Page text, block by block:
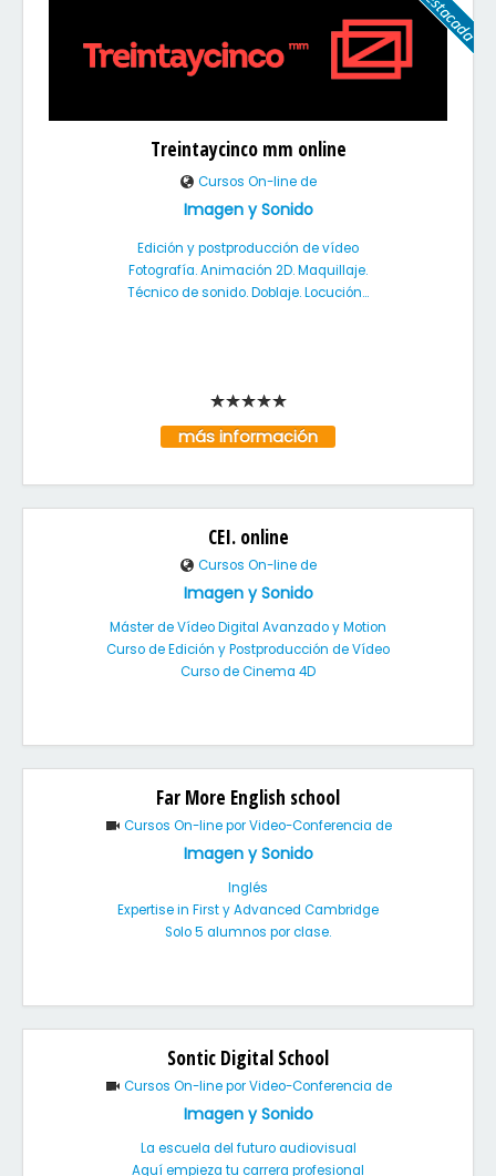
Treintaycinco mm online
Cursos On-line de
Imagen y Sonido
Edición y postproducción de vídeo
Fotografía. Animación 2D. Maquillaje.
Técnico de sonido. Doblaje. Locución...
más información
CEI. online
Cursos On-line de
Imagen y Sonido
Máster de Vídeo Digital Avanzado y Motion
Curso de Edición y Postproducción de Vídeo
Curso de Cinema 4D
Far More English school
Cursos On-line por Video-Conferencia de
Imagen y Sonido
Inglés
Expertise in First y Advanced Cambridge
Solo 5 alumnos por clase.
Sontic Digital School
Cursos On-line por Video-Conferencia de
Imagen y Sonido
La escuela del futuro audiovisual
Aquí empieza tu carrera profesional